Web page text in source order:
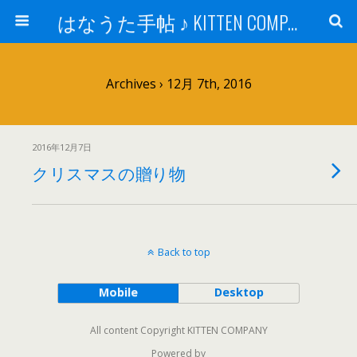
はなうた手帖 ♪ KITTEN COMPANY
Archives › 12月 7th, 2016
2016年12月7日
クリスマスの贈り物
Back to top
Mobile Desktop
All content Copyright KITTEN COMPANY
Powered by